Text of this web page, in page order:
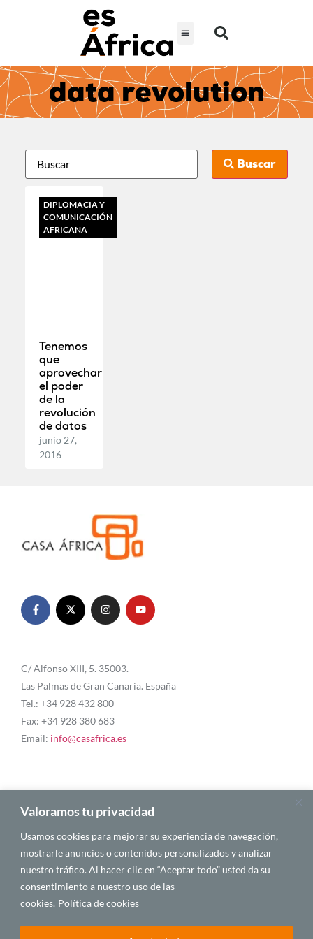
Valoramos tu privacidad
Usamos cookies para mejorar su experiencia de navegación,
mostrarle anuncios o contenidos personalizados y analizar
nuestro tráfico. Al hacer clic en “Aceptar todo” usted da su
consentimiento a nuestro uso de las
cookies. Política de cookies
data revolution
Buscar
DIPLOMACIA Y
COMUNICACIÓN
AFRICANA
Tenemos
que
aprovechar
el poder
de la
revolución
de datos
junio 27,
2016
C/ Alfonso XIII, 5. 35003.
Las Palmas de Gran Canaria. España
Tel.: +34 928 432 800
Fax: +34 928 380 683
Email: info@casafrica.es
Blog
Quiénes somos
Autores
Español